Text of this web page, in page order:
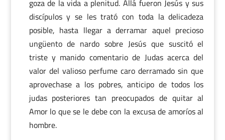
goza de la vida a plenitud. Allá fueron Jesús y sus
discípulos y se les trató con toda la delicadeza
posible, hasta llegar a derramar aquel precioso
ungüento de nardo sobre Jesús que suscitó el
triste y manido comentario de Judas acerca del
valor del valioso perfume caro derramado sin que
aprovechase a los pobres, anticipo de todos los
judas posteriores tan preocupados de quitar al
Amor lo que se le debe con la excusa de amoríos al
hombre.